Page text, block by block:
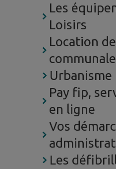
Les
Loisirs
Location
Urbanisme
Pay fip,
en ligne
Vos
Les